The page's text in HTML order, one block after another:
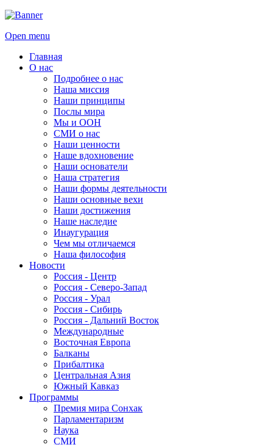
Open menu
Главная
О нас
Подробнее о нас
Наша миссия
Наши принципы
Послы мира
Мы и ООН
СМИ о нас
Наши ценности
Наше вдохновение
Наши основатели
Наша стратегия
Наши формы деятельности
Наши основные вехи
Наши достижения
Наше наследие
Инаугурация
Чем мы отличаемся
Наша философия
Новости
Россия - Центр
Россия - Северо-Запад
Россия - Урал
Россия - Сибирь
Россия - Дальний Восток
Международные
Восточная Европа
Балканы
Прибалтика
Центральная Азия
Южный Кавказ
Программы
Премия мира Сонхак
Парламентаризм
Наука
СМИ